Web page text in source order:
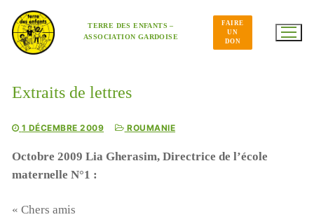
contenu
TERRE DES ENFANTS –
ASSOCIATION GARDOISE
FAIRE
UN
DON
Extraits de lettres
1 DÉCEMBRE 2009 ROUMANIE
Octobre 2009 Lia Gherasim, Directrice de l’école
maternelle N°1 :
« Chers amis